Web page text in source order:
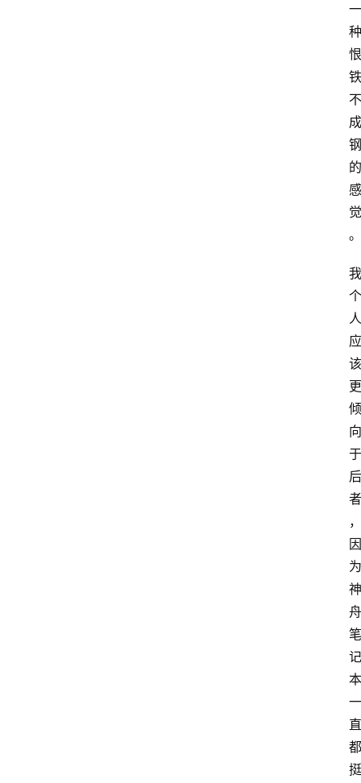
一
种
恨
铁
不
成
钢
的
感
觉
。
我
个
人
应
该
更
倾
向
于
后
者
，
因
为
神
舟
笔
记
本
一
直
都
挺